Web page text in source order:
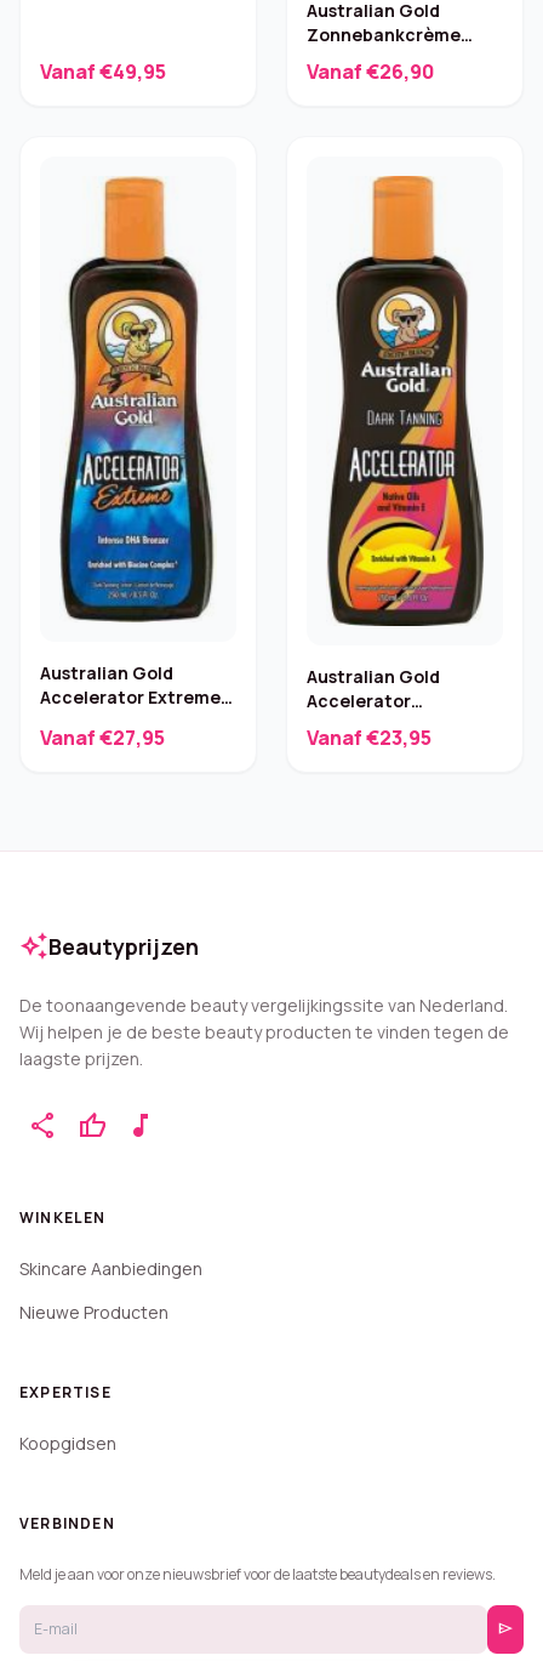
Vanaf €49,95
Australian Gold
Zonnebankcrème
Charmingly Bronze –
250 ml
Vanaf €26,90
Australian Gold
Accelerator Extreme
250 ml
Vanaf €27,95
Australian Gold
Accelerator
Zonnebankcrème 250
ml
Vanaf €23,95
auto_awesomeBeautyprijzen
De toonaangevende beauty vergelijkingssite van Nederland.
Wij helpen je de beste beauty producten te vinden tegen de
laagste prijzen.
share thumb_up music_note
WINKELEN
Skincare Aanbiedingen
Nieuwe Producten
EXPERTISE
Koopgidsen
VERBINDEN
Meld je aan voor onze nieuwsbrief voor de laatste beautydeals en reviews.
send